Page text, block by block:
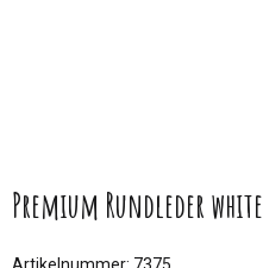
Premium Rundleder white
Artikelnummer: 7375